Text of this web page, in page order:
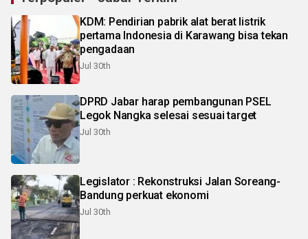
KDM: Pendirian pabrik alat berat listrik
pertama Indonesia di Karawang bisa tekan
pengadaan
Jul 30th
DPRD Jabar harap pembangunan PSEL
Legok Nangka selesai sesuai target
Jul 30th
Legislator : Rekonstruksi Jalan Soreang-
Bandung perkuat ekonomi
Jul 30th